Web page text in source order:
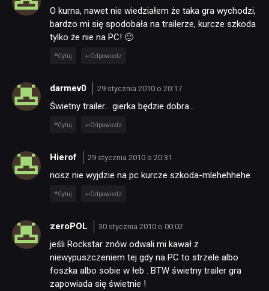
O kurna, nawet nie wiedziałem że taka gra wychodzi,
bardzo mi się spodobała na trailerze, kurcze szkoda
tylko że nie na PC! 🙁
Cytuj Odpowiedz
darmev0 29 stycznia 2010 o 20:17
Świetny trailer… gierka będzie dobra…
Cytuj Odpowiedz
Hierof 29 stycznia 2010 o 20:31
nosz nie wyjdzie na pc kurcze szkoda-mlehehhehe
Cytuj Odpowiedz
zeroPOL 30 stycznia 2010 o 00:02
jeśli Rockstar znów odwali mi kawał z
niewypuszczeniem tej gdy na PC to strzele albo
foszka albo sobie w łeb . BTW świetny trailer gra
zapowiada się świetnie !